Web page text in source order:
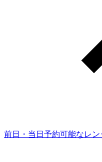
前日・当日予約可能なレン